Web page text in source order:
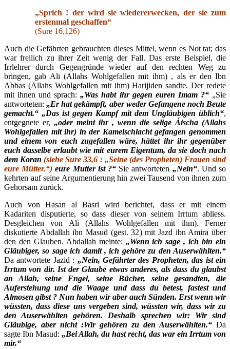
„Sprich ! der wird sie wiedererwecken, der sie zum
erstenmal geschaffen“
(Sure 16,126)
Auch die Gefährten gebrauchten dieses Mittel, wenn es Not tat; das
war freilich zu ihrer Zeit wenig der Fall. Das erste Beispiel, die
Irrlehrer durch Gegengründe wieder auf den rechten Weg zu
bringen, gab Ali (Allahs Wohlgefallen mit ihm) , als er den Ibn
Abbas (Allahs Wohlgefallen mit ihm) Harijiden sandte. Der redete
mit ihnen und sprach:„Was habt ihr gegen euren Imam ?“„Sie
antworteten:„Er hat gekämpft, aber weder Gefangene noch Beute
gemacht.“ „Das ist gegen Kampf mit dem Ungläubigen üblich“,
entgegnete er, „oder meint ihr , wenn die selige Áischa (Allahs
Wohlgefallen mit ihr) in der Kamelschlacht gefangen genommen
und einem von euch zugefallen wäre, hättet ihr ihr gegenüber
euch dasselbe erlaubt wie mit eurem Eigentum, da sie doch nach
dem Koran(siehe Sure 33,6 : „Seine (des Propheten) Frauen sind
eure Mütter.“) eure Mutter ist ?“ Sie antworteten „Nein“. Und so
kehrten auf seine Argumentierung hin zwei Tausend von ihnen zum
Gehorsam zurück.
Auch von Hasan al Basri wird berichtet, dass er mit einem
Kadariten disputierte, so dass dieser von seinem Irrtum abliess.
Desgleichen von Ali (Allahs Wohlgefallen mit ihm). Ferner
diskutierte Abdallah ibn Masud (gest. 32) mit Jazd ibn Amira über
den den Glauben. Abdallah meinte: „Wenn ich sage , ich bin ein
Gläubiger, so sage ich damit , ich gehöre zu den Auserwählten.“
Da antwortete Jazid : „Nein, Gefährter des Propheten, das ist ein
Irrtum von dir. Ist der Glaube etwas anderes, als dass du glaubst
an Allah, seine Engel, seine Bücher, seine gesandten, die
Auferstehung und die Waage und dass du betest, fastest und
Almosen gibst ? Nun haben wir aber auch Sünden. Erst wenn wir
wüssten, dass diese uns vergeben sind, wüssten wir, dass wir zu
den Auserwählten gehören. Deshalb sprechen wir: Wir sind
Gläubige, aber nicht :Wir gehören zu den Auserwählten.“ Da
sagte Ibn Masud: „Bei Allah, du hast recht, das war ein Irrtum von
mir.“